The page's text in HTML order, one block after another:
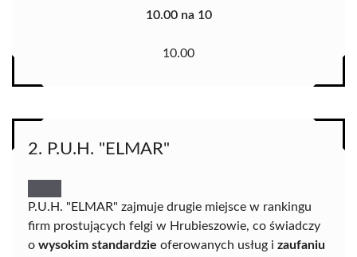
10.00 na 10
10.00
2. P.U.H. "ELMAR"
P.U.H. "ELMAR" zajmuje drugie miejsce w rankingu
firm prostujących felgi w Hrubieszowie, co świadczy
o wysokim standardzie oferowanych usług i zaufaniu